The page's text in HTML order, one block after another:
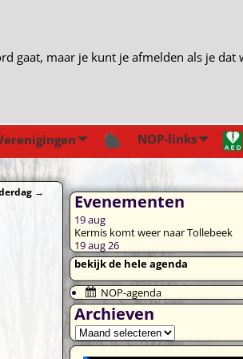
NOP-links
→ Evenementen
19aug
Kermis komt weer naar Tollebeek
19 aug 26
bekijk de hele agenda
NOP-agenda
Archieven
gaat, maar je kunt je afmelden als je dat